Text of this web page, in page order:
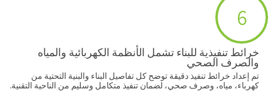
6
خرائط تنفيذية للبناء تشمل الأنظمة الكهربائية والمياه
والصرف الصحي
تم إعداد خرائط تنفيذ دقيقة توضح كل تفاصيل البناء والبنية التحتية من
كهرباء، مياه، وصرف صحي، لضمان تنفيذ متكامل وسليم من الناحية التقنية.